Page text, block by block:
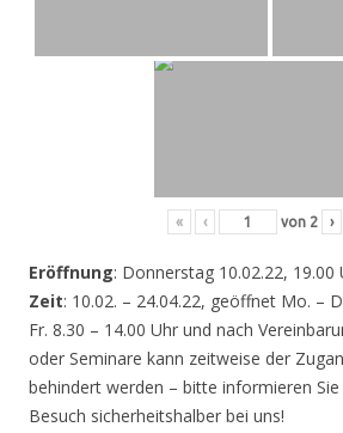
« ‹ von 2 ›
Eröffnung: Donnerstag 10.02.22, 19.00
Zeit: 10.02. – 24.04.22, geöffnet Mo. –
Fr. 8.30 – 14.00 Uhr und nach
oder Seminare kann zeitweise der
behindert werden – bitte informieren
Besuch sicherheitshalber bei uns!